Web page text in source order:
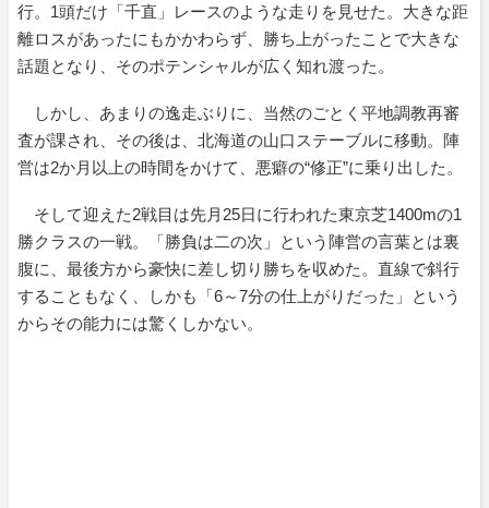
行。1頭だけ「千直」レースのような走りを見せた。大きな距
離ロスがあったにもかかわらず、勝ち上がったことで大きな
話題となり、そのポテンシャルが広く知れ渡った。
しかし、あまりの逸走ぶりに、当然のごとく平地調教再審
査が課され、その後は、北海道の山口ステーブルに移動。陣
営は2か月以上の時間をかけて、悪癖の“修正”に乗り出した。
そして迎えた2戦目は先月25日に行われた東京芝1400mの1
勝クラスの一戦。「勝負は二の次」という陣営の言葉とは裏
腹に、最後方から豪快に差し切り勝ちを収めた。直線で斜行
することもなく、しかも「6～7分の仕上がりだった」という
からその能力には驚くしかない。